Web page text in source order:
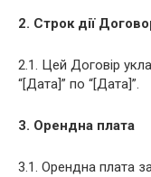
2. Строк дії
2.1. Цей Договір
“[Дата]” по “[Дата]”.
3. Орендна плата
3.1. Орендна плата